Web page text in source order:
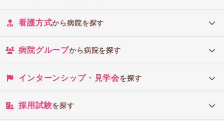
看護方式から病院を探す
病院グループから病院を探す
インターンシップ・見学会を探す
採用試験を探す